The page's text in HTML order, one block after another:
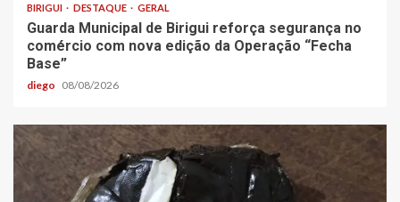
BIRIGUI DESTAQUE GERAL
Guarda Municipal de Birigui reforça segurança no
comércio com nova edição da Operação “Fecha
Base”
diego 08/08/2026